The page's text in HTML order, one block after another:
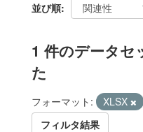
並び順
1 件のデータセ
た
フォーマット: XLSX
フィルタ結果